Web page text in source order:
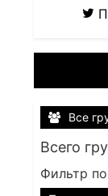
Все
Всего
Фильтр